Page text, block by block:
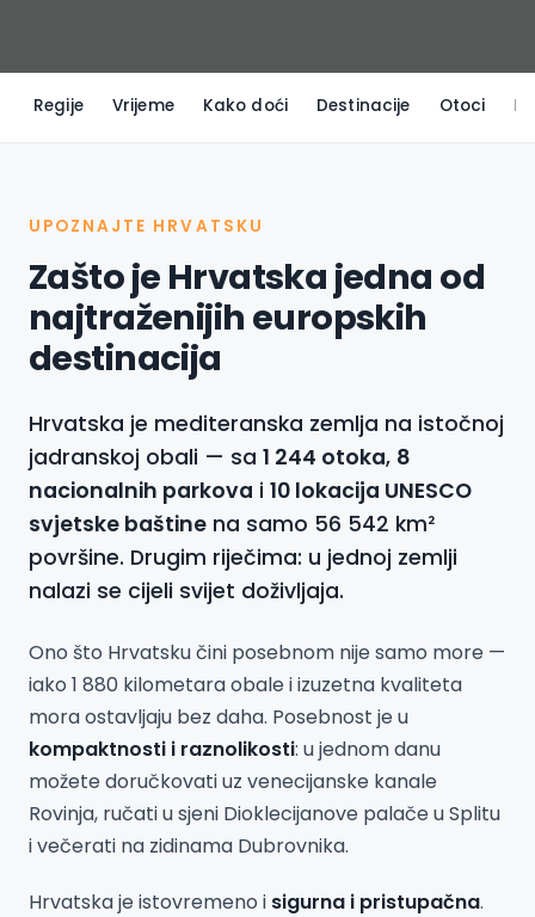
Regije Vrijeme Kako doći Destinacije Otoci
UPOZNAJTE HRVATSKU
Zašto je Hrvatska jedna od
najtraženijih europskih
destinacija
Hrvatska je mediteranska zemlja na istočnoj
jadranskoj obali — sa 1 244 otoka, 8
nacionalnih parkova i 10 lokacija UNESCO
svjetske baštine na samo 56 542 km²
površine. Drugim riječima: u jednoj zemlji
nalazi se cijeli svijet doživljaja.
Ono što Hrvatsku čini posebnom nije samo more —
iako 1 880 kilometara obale i izuzetna kvaliteta
mora ostavljaju bez daha. Posebnost je u
kompaktnosti i raznolikosti: u jednom danu
možete doručkovati uz venecijanske kanale
Rovinja, ručati u sjeni Dioklecijanove palače u Splitu
i večerati na zidinama Dubrovnika.
Hrvatska je istovremeno i sigurna i pristupačna.